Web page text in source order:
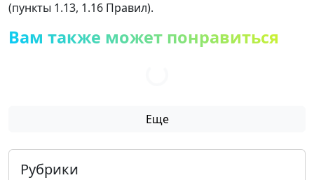
(пункты 1.13, 1.16 Правил).
Вам также может понравиться
Еще
Рубрики